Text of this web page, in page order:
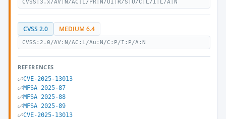
CVSS:3.x/AV:N/AC:L/PR:N/UI:R/S:U/C:L/I:L/A:N
CVSS 2.0 MEDIUM 6.4
CVSS:2.0/AV:N/AC:L/Au:N/C:P/I:P/A:N
REFERENCES
CVE-2025-13013
MFSA 2025-87
MFSA 2025-88
MFSA 2025-89
CVE-2025-13013